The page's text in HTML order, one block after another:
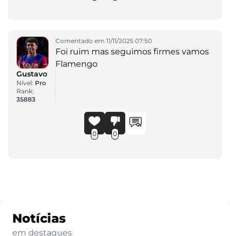
Gustavo
Nível: Pro
Rank:
35883
Comentado em 11/11/2025 07:50
Foi ruim mas seguimos firmes vamos
Flamengo
0 0
Notícias
em destaques